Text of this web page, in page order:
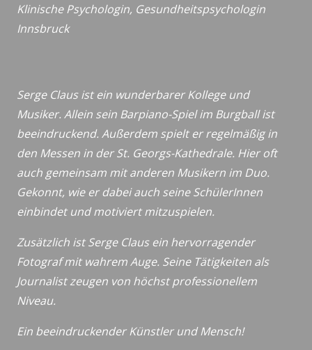
Klinische Psychologin, Gesundheitspsychologin
Innsbruck
Serge Claus ist ein wunderbarer Kollege und
Musiker. Allein sein Barpiano-Spiel im Burgball ist
beeindruckend. Außerdem spielt er regelmäßig in
den Messen in der St. Georgs-Kathedrale. Hier oft
auch gemeinsam mit anderen Musikern im Duo.
Gekonnt, wie er dabei auch seine SchülerInnen
einbindet und motiviert mitzuspielen.
Zusätzlich ist Serge Claus ein hervorragender
Fotograf mit wahrem Auge. Seine Tätigkeiten als
Journalist zeugen von höchst professionellem
Niveau.
Ein beeindruckender Künstler und Mensch!